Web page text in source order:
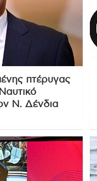
πτέρυγας
Ν. Δένδια